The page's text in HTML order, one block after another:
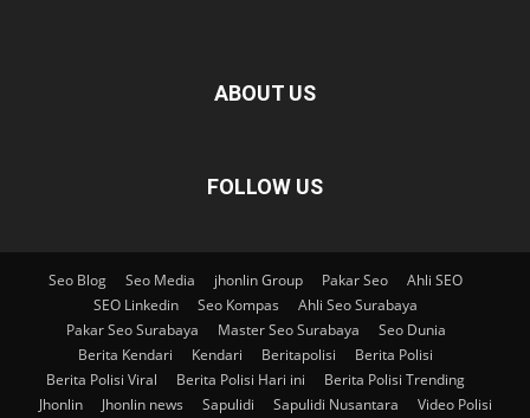
ABOUT US
FOLLOW US
Seo Blog Seo Media jhonlin Group Pakar Seo
Ahli SEO
SEO Linkedin
Seo Kompas
Ahli Seo Surabaya
Pakar Seo Surabaya
Master Seo Surabaya
Seo Dunia
Berita Kendari
Kendari Beritapolisi
Berita Polisi
Berita Polisi Viral
Berita Polisi Hari ini
Berita Polisi Trending
Jhonlin
Jhonlin news Sapulidi Sapulidi Nusantara Video Polisi